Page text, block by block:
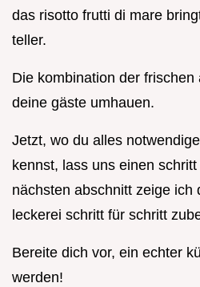
das risotto frutti di mare
teller.
Die kombination der frischen
deine gäste umhauen.
Jetzt, wo du alles
kennst, lass uns einen
nächsten abschnitt zeige ich
leckerei schritt für schritt
Bereite dich vor, ein echter
werden!